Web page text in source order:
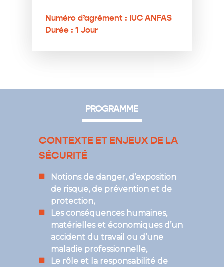
Numéro d’agrément : IUC ANFAS
Durée : 1 Jour
PROGRAMME
CONTEXTE ET ENJEUX DE LA
SÉCURITÉ
Notions de danger, d’exposition
de risque, de prévention et de
protection,
Les conséquences humaines,
matérielles et économiques d’un
accident du travail ou d’une
maladie professionnelle,
Le rôle et la responsabilité de